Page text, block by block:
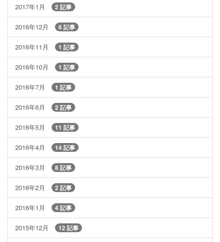
2017年1月 2 記事
2016年12月 6 記事
2016年11月 1 記事
2016年10月 1 記事
2016年7月 1 記事
2016年6月 2 記事
2016年5月 11 記事
2016年4月 14 記事
2016年3月 8 記事
2016年2月 2 記事
2016年1月 4 記事
2015年12月 12 記事